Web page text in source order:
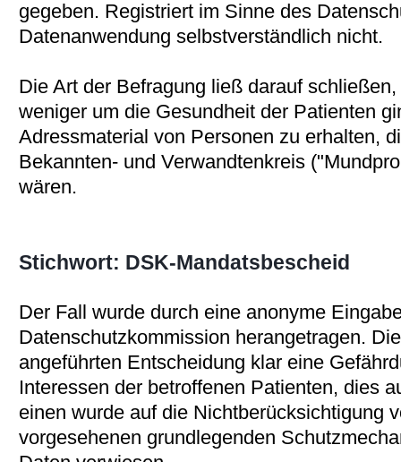
gegeben. Registriert im Sinne des
Datenanwendung selbstverständlich nicht.
Die Art der Befragung ließ darauf
weniger um die Gesundheit der Patienten
Adressmaterial von Personen zu erhalten,
Bekannten- und Verwandtenkreis
wären.
Stichwort: DSK-Mandatsbescheid
Der Fall wurde durch eine anonyme
Datenschutzkommission herangetragen.
angeführten Entscheidung klar eine
Interessen der betroffenen Patienten, dies
einen wurde auf die Nichtberücksichtigung
vorgesehenen grundlegenden